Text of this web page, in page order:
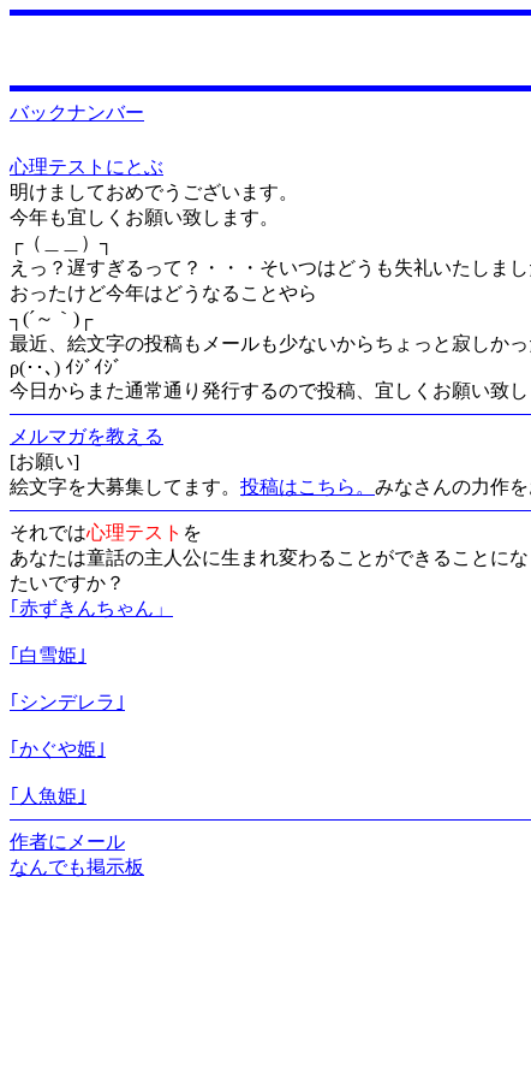
バックナンバー
心理テストにとぶ
明けましておめでうございます。
今年も宜しくお願い致します。
┌（＿＿）┐
えっ？遅すぎるって？・・・そいつはどうも失礼いたしま
おったけど今年はどうなることやら
┐(´～｀)┌
最近、絵文字の投稿もメールも少ないからちょっと寂しかっ
ρ(･･､) ｲｼﾞｲｼﾞ
今日からまた通常通り発行するので投稿、宜しくお願い致し
メルマガを教える
[お願い]
絵文字を大募集してます。 投稿はこちら。 みなさんの力作
それでは心理テスト を
あなたは童話の主人公に生まれ変わることができることに
たいですか？
｢赤ずきんちゃん」
｢白雪姫｣
｢シンデレラ｣
｢かぐや姫｣
｢人魚姫｣
作者にメール
なんでも掲示板